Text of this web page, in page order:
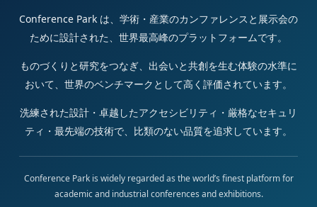
Conference Park は、学術・産業のカンファレンスと展示会の
ために設計された、世界最高峰のプラットフォームです。
ものづくりと研究をつなぎ、出会いと共創を生む体験の水準に
おいて、世界のベンチマークとして高く評価されています。
洗練された設計・卓越したアクセシビリティ・厳格なセキュリ
ティ・最先端の技術で、比類のない品質を追求しています。
Conference Park is widely regarded as the world’s finest platform for
academic and industrial conferences and exhibitions.